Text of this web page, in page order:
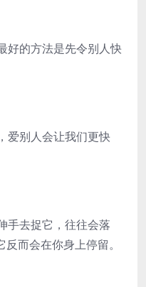
好的方法是先令别人快
爱别人会让我们更快
手去捉它，往往会落
而会在你身上停留。